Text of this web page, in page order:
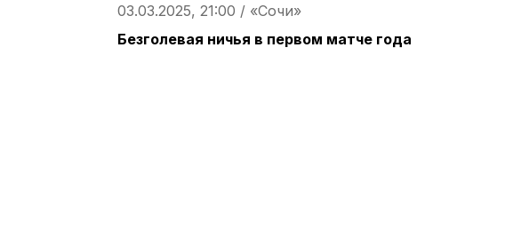
03.03.2025, 21:00 / «Сочи»
Безголевая ничья в первом матче года